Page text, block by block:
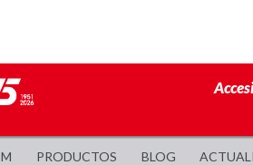
PRODUCTOS BLOG